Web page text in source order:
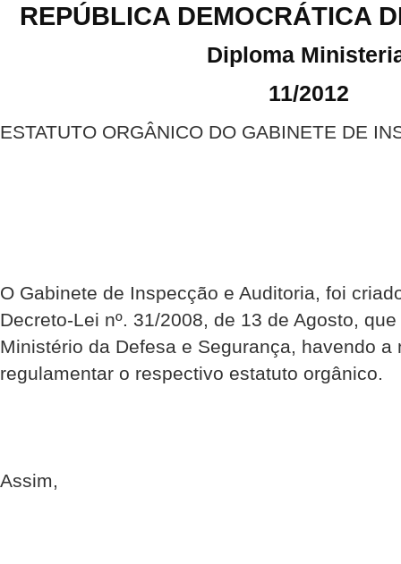
REPÚBLICA DEMOCRÁTICA
Diploma
11/2012
ESTATUTO ORGÂNICO DO GABINETE DE
O Gabinete de Inspecção e Auditoria, foi
Decreto-Lei nº. 31/2008, de 13 de Agosto,
Ministério da Defesa e Segurança, havendo a
regulamentar o respectivo estatuto orgânico.
Assim,